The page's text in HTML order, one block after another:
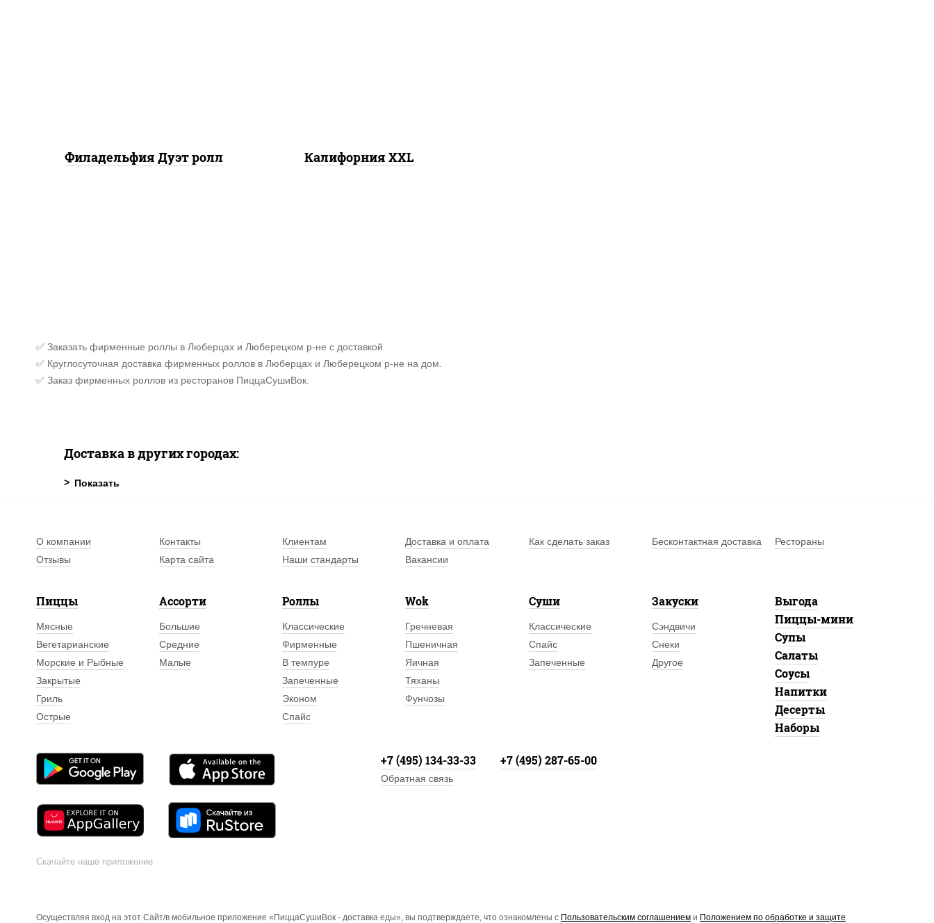
Филадельфия Дуэт ролл Калифорния XXL
✅ Заказать фирменные роллы в Люберцах и Люберецком р-не с доставкой
✅ Круглосуточная доставка фирменных роллов в Люберцах и Люберецком р-не на дом.
✅ Заказ фирменных роллов из ресторанов ПиццаСушиВок.
Доставка в других городах:
О компании Контакты Клиентам Доставка и оплата Как сделать заказ Бесконтактная доставка
Рестораны
Отзывы
Карта сайта Наши стандарты Вакансии
Пиццы
Мясные
Вегетарианские
Морские и Рыбные
Закрытые
Гриль
Острые
Ассорти
Большие
Средние
Малые
Роллы
Классические
Фирменные
В темпуре
Запеченные
Эконом
Спайс
Wok
Гречневая
Пшеничная
Яичная
Тяханы
Фунчозы
Суши
Классические
Спайс
Запеченные
Закуски
Сэндвичи
Снеки
Другое
Выгода
Пиццы-мини
Супы
Салаты
Соусы
Напитки
Десерты
Наборы
Скачайте наше приложение
+7 (495) 134-33-33 +7 (495) 287-65-00
Обратная связь
Осуществляя вход на этот Сайт/в мобильное приложение «ПиццаСушиВок - доставка еды», вы подтверждаете, что ознакомлены с Пользовательским соглашением и Положением по обработке и защите